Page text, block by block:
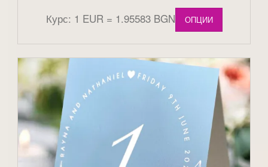
Курс: 1 EUR = 1.95583 BGN ОПЦИИ